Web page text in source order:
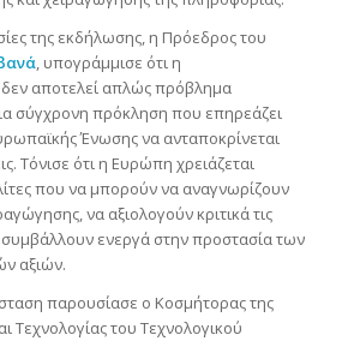
της εκδήλωσης, η Πρόεδρος του
, υπογράμμισε ότι η
αποτελεί απλώς πρόβλημα
σύγχρονη πρόκληση που επηρεάζει
Ένωσης να ανταποκρίνεται
Τόνισε ότι η Ευρώπη χρειάζεται
που να μπορούν να αναγνωρίζουν
να αξιολογούν κριτικά τις
ενεργά στην προστασία των
αξιών.
παρουσίασε ο Κοσμήτορας της
Τεχνολογίας του Τεχνολογικού